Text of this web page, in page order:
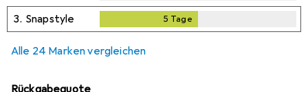
3. Snapstyle 5 Tage
Alle 24 Marken vergleichen
Rückgabequote